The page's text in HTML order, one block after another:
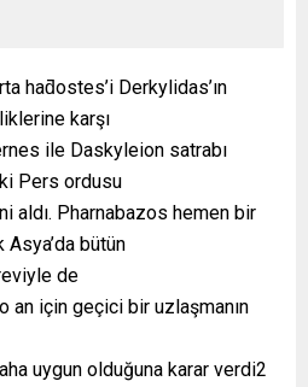
haƌostes’i Derkylidas’ın
karşı
ile Daskyleion satrabı
Pers ordusu
aldı. Pharnabazos hemen bir
bütün
de
an için geçici bir uzlaşmanın
uygun olduğuna karar verdi2